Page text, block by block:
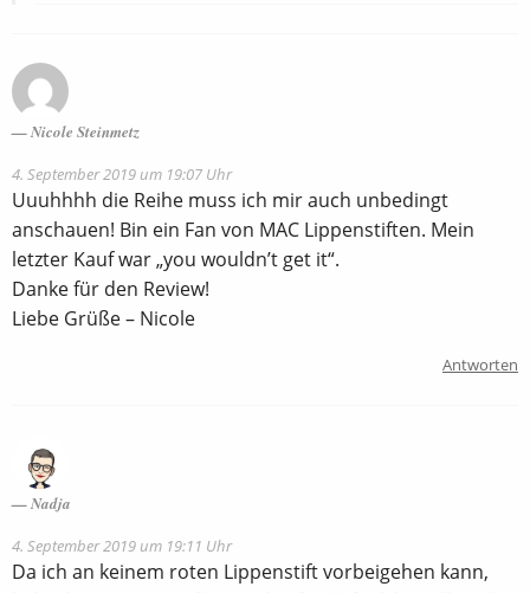
Nicole Steinmetz
4. September 2019 um 19:07 Uhr
Uuuhhhh die Reihe muss ich mir auch unbedingt
anschauen! Bin ein Fan von MAC Lippenstiften. Mein
letzter Kauf war „you wouldn’t get it“.
Danke für den Review!
Liebe Grüße – Nicole
Antworten
Nadja
4. September 2019 um 19:11 Uhr
Da ich an keinem roten Lippenstift vorbeigehen kann,